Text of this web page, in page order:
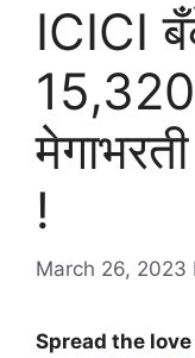
ICICI
15,320
!
March 26, 2023
Spread the love